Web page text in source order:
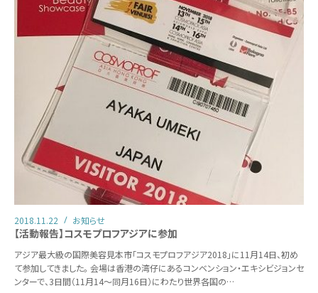
2018.11.22 お知らせ
【活動報告】コスモプロフアジアに参加
アジア最大級の国際美容見本市「コスモプロフアジア2018」に11月14日、初め
て参加してきました。 会場は香港の湾仔にあるコンベンション・エキシビジョンセ
ンターで、3日間（11月14～同月16日）にわたり世界各国の…